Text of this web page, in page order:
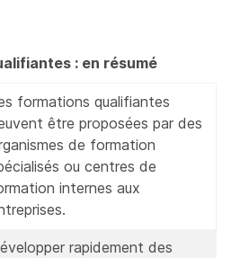
: en résumé
formations qualifiantes
être proposées par des
de formation
ou centres de
internes aux
rapidement des